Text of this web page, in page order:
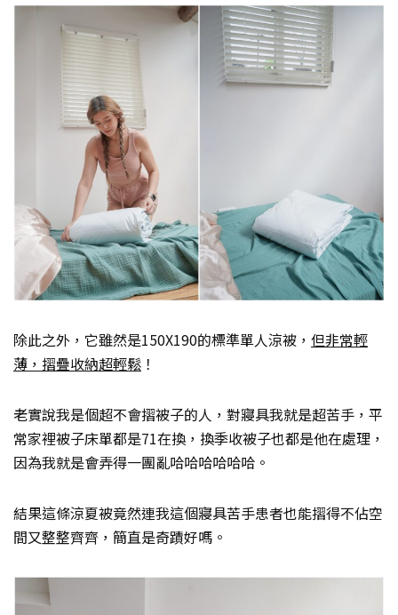
除此之外，它雖然是150X190的標準單人涼被， 但非常輕
薄，摺疊收納超輕鬆 ！
老實說我是個超不會摺被子的人，對寢具我就是超苦手，平
常家裡被子床單都是71在換，換季收被子也都是他在處理，
因為我就是會弄得一團亂哈哈哈哈哈哈。
結果這條涼夏被竟然連我這個寢具苦手患者也能摺得不佔空
間又整整齊齊，簡直是奇蹟好嗎。